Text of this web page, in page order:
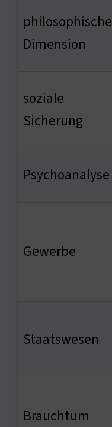
philosophische
Dimension
soziale
Sicherung
Psychoanalyse
Gewerbe
Staatswesen
Brauchtum